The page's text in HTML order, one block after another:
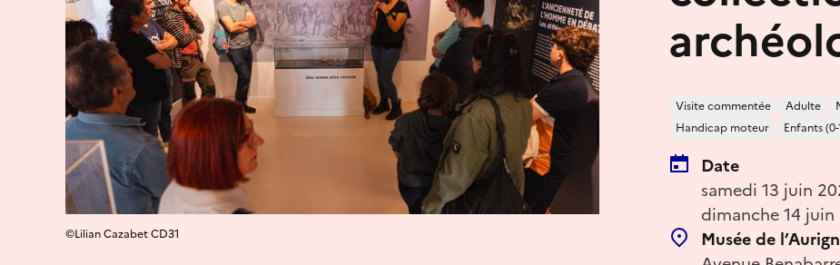
Visite commentée Adulte
Handicap moteur
Enfants
Date
samedi 13 juin
dimanche 14 juin
Musée de
©Lilian Cazabet CD31